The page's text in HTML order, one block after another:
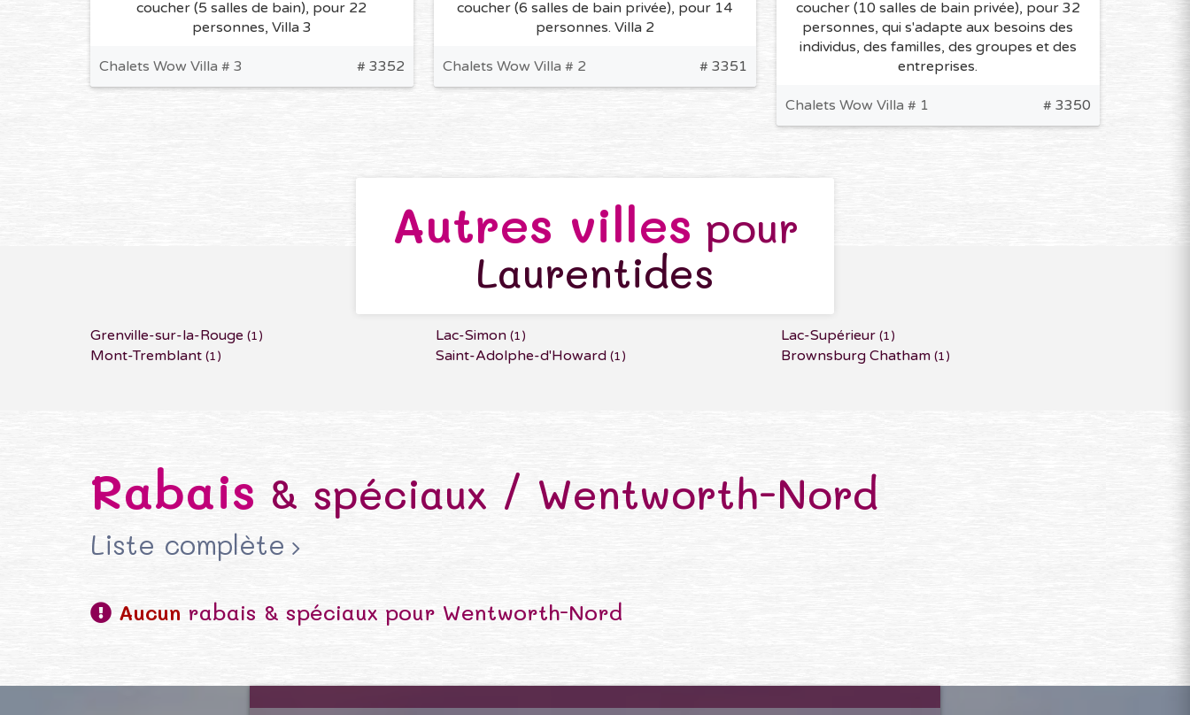
coucher (5 salles de bain), pour 22
personnes, Villa 3
Chalets Wow Villa # 3 # 3352
coucher (6 salles de bain privée), pour 14
personnes. Villa 2
Chalets Wow Villa # 2 # 3351
coucher (10 salles de bain privée), pour 32
personnes, qui s'adapte aux besoins des
individus, des familles, des groupes et des
entreprises.
Chalets Wow Villa # 1 # 3350
Autres villes pour
Laurentides
Grenville-sur-la-Rouge (1) Lac-Simon (1) Lac-Supérieur (1)
Mont-Tremblant (1) Saint-Adolphe-d'Howard (1) Brownsburg Chatham (1)
Rabais & spéciaux / Wentworth-Nord
Liste complète
Aucun rabais & spéciaux pour Wentworth-Nord